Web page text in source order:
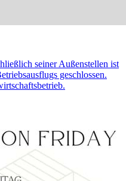
seiner Außenstellen ist
geschlossen.